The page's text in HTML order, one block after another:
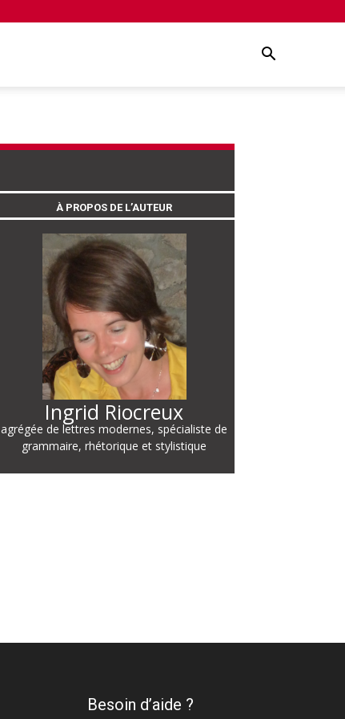
À PROPOS DE L’AUTEUR
Ingrid Riocreux
agrégée de lettres modernes, spécialiste de
grammaire, rhétorique et stylistique
Besoin d’aide ?